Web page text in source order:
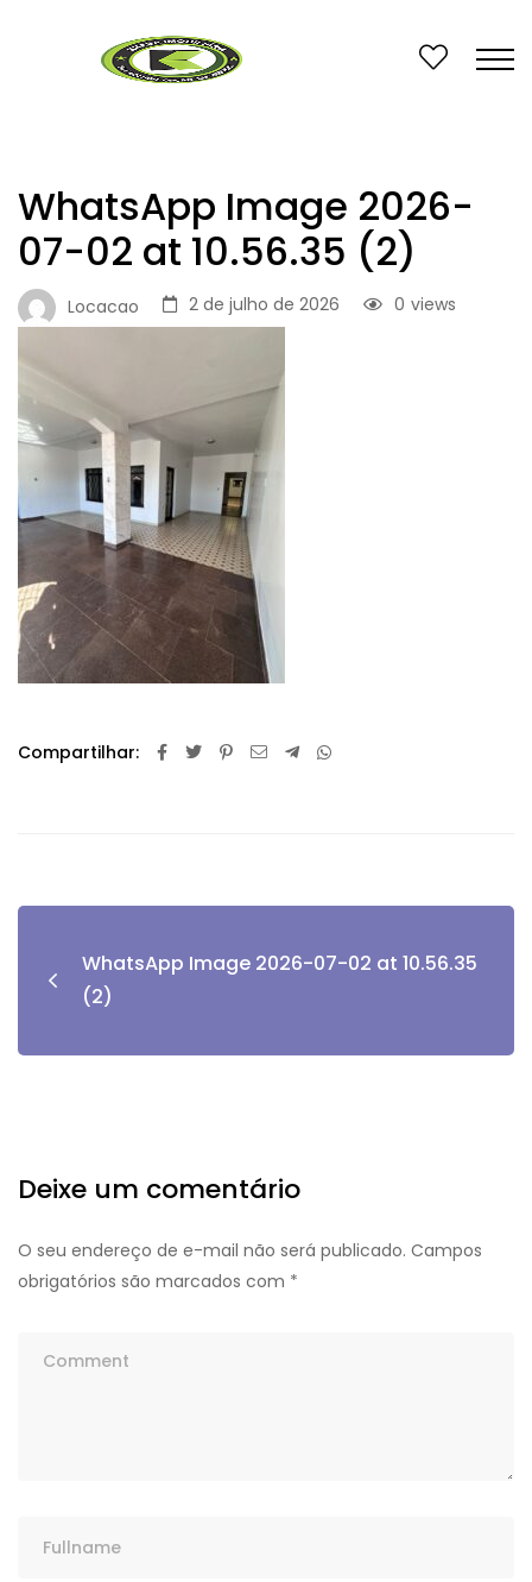
WhatsApp Image 2026-
07-02 at 10.56.35 (2)
Locacao 2 de julho de 2026 views
0
Compartilhar:
WhatsApp Image 2026-07-02 at 10.56.35
(2)
Deixe um comentário
O seu endereço de e-mail não será publicado. Campos
obrigatórios são marcados com *